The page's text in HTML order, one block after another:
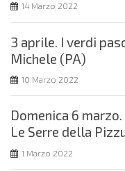
14 Marzo 2022
3 aprile. I verdi
Michele (PA)
10 Marzo 2022
Domenica 6
Le Serre della
1 Marzo 2022